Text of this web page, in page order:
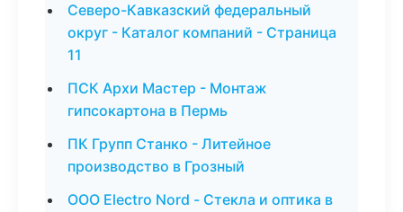
Северо-Кавказский федеральный
округ - Каталог компаний - Страница
11
ПСК Архи Мастер - Монтаж
гипсокартона в Пермь
ПК Групп Станко - Литейное
производство в Грозный
ООО Electro Nord - Стекла и оптика в